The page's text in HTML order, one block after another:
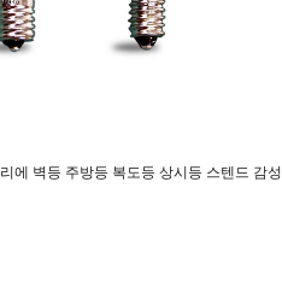
에 벽등 주방등 복도등 상시등 스텐드 감성